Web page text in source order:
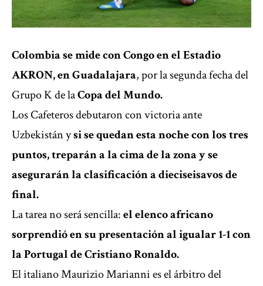
Colombia se mide con Congo en el Estadio
AKRON, en Guadalajara, por la segunda fecha del
Grupo K de laCopa del Mundo.
Los Cafeteros debutaron con victoria ante
Uzbekistán ysi se quedan esta noche con los tres
puntos, treparán a la cima de la zona y se
asegurarán la clasificación a dieciseisavos de
final.
La tarea no será sencilla:el elenco africano
sorprendió en su presentación al igualar 1-1 con
la Portugal de Cristiano Ronaldo.
El italiano Maurizio Marianni es el árbitro del